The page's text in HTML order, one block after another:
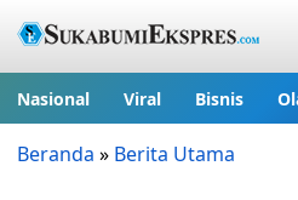
Nasional Viral Bisnis
Beranda » Berita Utama